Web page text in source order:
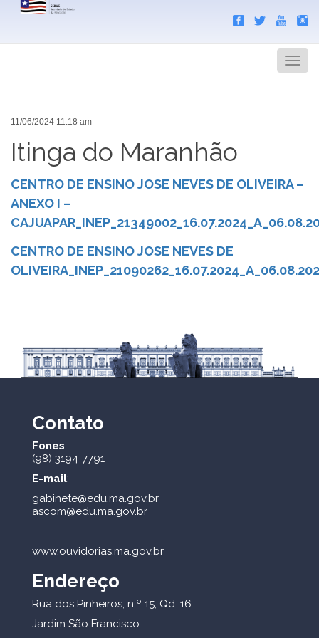
Menu
11/06/2024 11:18 am
Itinga do Maranhão
CENTRO DE ENSINO JOSE NEVES DE OLIVEIRA –
ANEXO I –
CENTRO DE ENSINO JOSE NEVES DE
Contato
Fones:
(98) 3194-7791
E-mail:
gabinete@edu.ma.gov.br
ascom@edu.ma.gov.br
www.ouvidorias.ma.gov.br
Endereço
Rua dos Pinheiros, n.º 15, Qd. 16
Jardim São Francisco